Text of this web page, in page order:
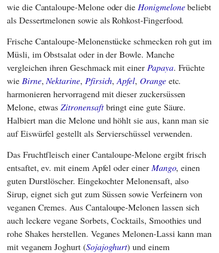
wie die Cantaloupe-Melone oder dieHonigmelonebeliebt
als Dessertmelonen sowie als Rohkost-Fingerfood.
Frische Cantaloupe-Melonenstücke schmecken roh gut im
Müsli, im Obstsalat oder in der Bowle. Manche
vergleichen ihren Geschmack mit einer Papaya. Früchte
wie Birne,Nektarine, Pfirsich,Apfel, Orangeetc.
harmonieren hervorragend mit dieser zuckersüssen
Melone, etwasZitronensaftbringt eine gute Säure.
Halbiert man die Melone und höhlt sie aus, kann man sie
auf Eiswürfel gestellt als Servierschüssel verwenden.
Das Fruchtfleisch einer Cantaloupe-Melone ergibt frisch
entsaftet, ev. mit einem Apfel oder einerMango, einen
guten Durstlöscher. Eingekochter Melonensaft, also
Sirup, eignet sich gut zum Süssen sowie Verfeinern von
veganen Cremes. Aus Cantaloupe-Melonen lassen sich
auch leckere vegane Sorbets, Cocktails, Smoothies und
rohe Shakes herstellen. Veganes Melonen-Lassi kann man
mit veganem Joghurt (Sojajoghurt) und einem